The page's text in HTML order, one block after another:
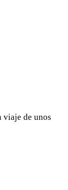
viaje de unos